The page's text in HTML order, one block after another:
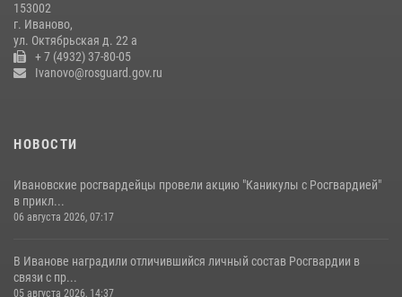
15 июля 2026, 13:03
153002
г. Иваново,
ул. Октябрьская д. 22 а
+ 7 (4932) 37-80-05
Ivanovo@rosguard.gov.ru
НОВОСТИ
Ивановские росгвардейцы провели акцию "Каникулы с Росгвардией"
в прикл...
06 августа 2026, 07:17
В Иванове наградили отличившийся личный состав Росгвардии в
связи с пр...
05 августа 2026, 14:37